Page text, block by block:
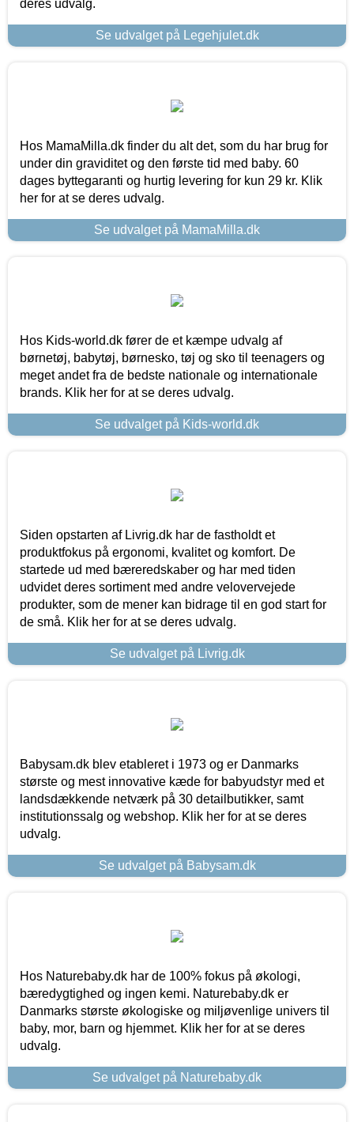
deres udvalg.
Se udvalget på Legehjulet.dk
Hos MamaMilla.dk finder du alt det, som du har brug for
under din graviditet og den første tid med baby. 60
dages byttegaranti og hurtig levering for kun 29 kr. Klik
her for at se deres udvalg.
Se udvalget på MamaMilla.dk
Hos Kids-world.dk fører de et kæmpe udvalg af
børnetøj, babytøj, børnesko, tøj og sko til teenagers og
meget andet fra de bedste nationale og internationale
brands. Klik her for at se deres udvalg.
Se udvalget på Kids-world.dk
Siden opstarten af Livrig.dk har de fastholdt et
produktfokus på ergonomi, kvalitet og komfort. De
startede ud med bæreredskaber og har med tiden
udvidet deres sortiment med andre velovervejede
produkter, som de mener kan bidrage til en god start for
de små. Klik her for at se deres udvalg.
Se udvalget på Livrig.dk
Babysam.dk blev etableret i 1973 og er Danmarks
største og mest innovative kæde for babyudstyr med et
landsdækkende netværk på 30 detailbutikker, samt
institutionssalg og webshop. Klik her for at se deres
udvalg.
Se udvalget på Babysam.dk
Hos Naturebaby.dk har de 100% fokus på økologi,
bæredygtighed og ingen kemi. Naturebaby.dk er
Danmarks største økologiske og miljøvenlige univers til
baby, mor, barn og hjemmet. Klik her for at se deres
udvalg.
Se udvalget på Naturebaby.dk